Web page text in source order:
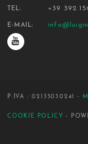
TEL: +39
E-MAIL:
P.IVA : 02135030241 -
COOKIE POLICY -